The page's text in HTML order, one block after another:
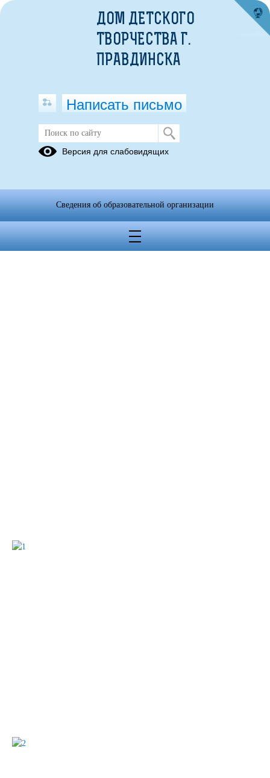
ДОМ ДЕТСКОГО
ТВОРЧЕСТВА Г.
ПРАВДИНСКА
Написать письмо
Версия для слабовидящих
Сведения об образовательной организации